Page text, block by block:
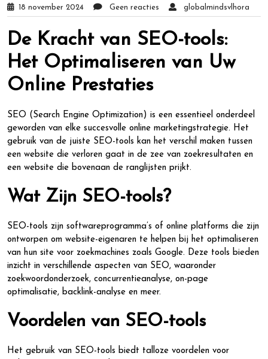
18 november 2024 Geen reacties globalmindsvlhora
De Kracht van SEO-tools:
Het Optimaliseren van Uw
Online Prestaties
SEO (Search Engine Optimization) is een essentieel onderdeel
geworden van elke succesvolle online marketingstrategie. Het
gebruik van de juiste SEO-tools kan het verschil maken tussen
een website die verloren gaat in de zee van zoekresultaten en
een website die bovenaan de ranglijsten prijkt.
Wat Zijn SEO-tools?
SEO-tools zijn softwareprogramma’s of online platforms die zijn
ontworpen om website-eigenaren te helpen bij het optimaliseren
van hun site voor zoekmachines zoals Google. Deze tools bieden
inzicht in verschillende aspecten van SEO, waaronder
zoekwoordonderzoek, concurrentieanalyse, on-page
optimalisatie, backlink-analyse en meer.
Voordelen van SEO-tools
Het gebruik van SEO-tools biedt talloze voordelen voor